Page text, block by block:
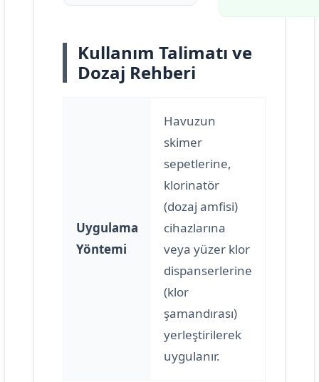
Kullanım Talimatı ve
Dozaj Rehberi
Uygulama
Yöntemi
Havuzun
skimer
sepetlerine,
klorinatör
(dozaj amfisi)
cihazlarına
veya yüzer klor
dispanserlerine
(klor
şamandırası)
yerleştirilerek
uygulanır.